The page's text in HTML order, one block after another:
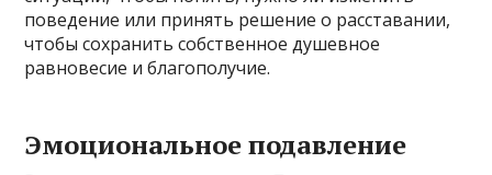
поведение или принять решение о расставании,
чтобы сохранить собственное душевное
равновесие и благополучие.
Эмоциональное подавление